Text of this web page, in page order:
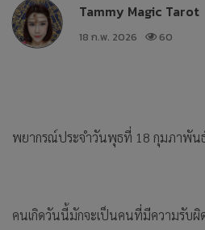
Tammy Magic Tarot
18 ก.พ. 2026
60
พยากรณ์ประจำวันพุธที่ 18 กุมภาพัน
คนเกิดวันนี้มักจะเป็นคนที่มีความรับผิ